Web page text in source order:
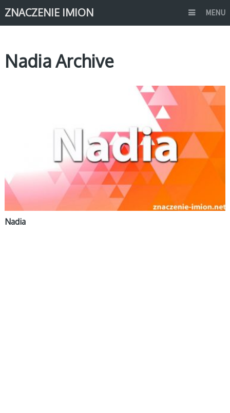
ZNACZENIE IMION MENU
Nadia Archive
Nadia